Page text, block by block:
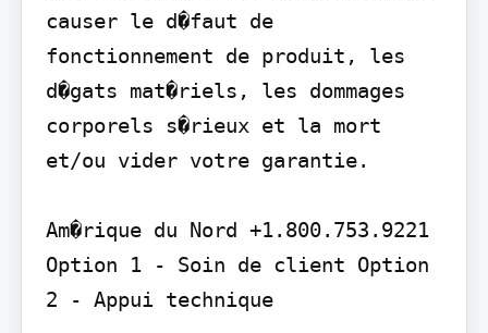
causer le d�faut de
fonctionnement de produit, les
d�gats mat�riels, les dommages
corporels s�rieux et la mort
et/ou vider votre garantie.
Am�rique du Nord +1.800.753.9221
Option 1 - Soin de client Option
2 - Appui technique